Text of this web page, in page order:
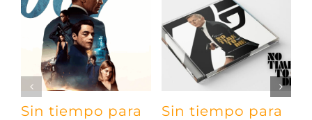
Sin tiempo para
Sin tiempo para